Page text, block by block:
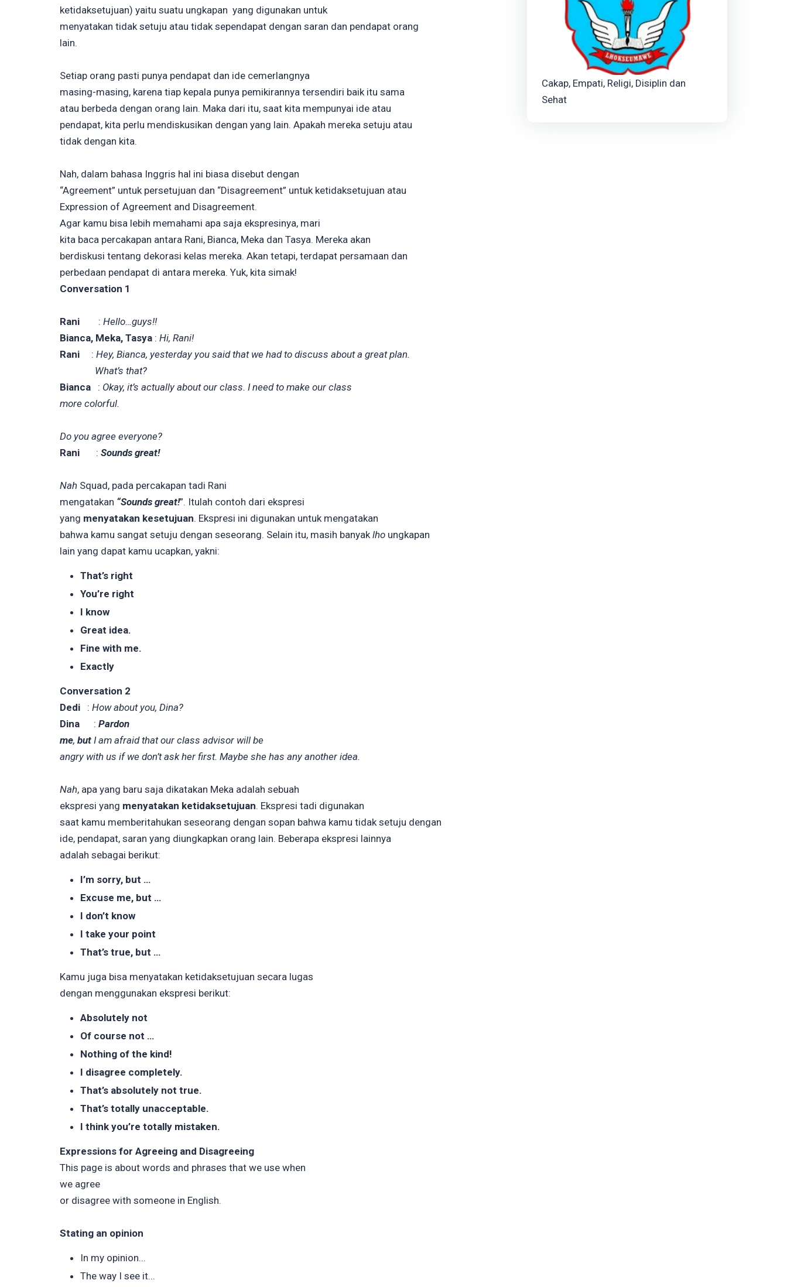
ketidaksetujuan) yaitu suatu ungkapan yang digunakan untuk
menyatakan tidak setuju atau tidak sependapat dengan saran dan pendapat orang
lain.
Setiap orang pasti punya pendapat dan ide cemerlangnya
masing-masing, karena tiap kepala punya pemikirannya tersendiri baik itu sama
atau berbeda dengan orang lain. Maka dari itu, saat kita mempunyai ide atau
pendapat, kita perlu mendiskusikan dengan yang lain. Apakah mereka setuju atau
tidak dengan kita.
Nah, dalam bahasa Inggris hal ini biasa disebut dengan
“Agreement” untuk persetujuan dan “Disagreement” untuk ketidaksetujuan atau
Expression of Agreement and Disagreement.
Agar kamu bisa lebih memahami apa saja ekspresinya, mari
kita baca percakapan antara Rani, Bianca, Meka dan Tasya. Mereka akan
berdiskusi tentang dekorasi kelas mereka. Akan tetapi, terdapat persamaan dan
perbedaan pendapat di antara mereka. Yuk, kita simak!
Conversation 1
Rani : Hello…guys!!
Bianca, Meka, Tasya : Hi, Rani!
Rani : Hey, Bianca, yesterday you said that we had to discuss about a great plan.
What’s that?
Bianca
: Okay, it’s actually about our class. I need to make our class
more colorful.
Do you agree everyone?
Rani
: Sounds great!
Nah Squad, pada percakapan tadi Rani
mengatakan “Sounds great!”. Itulah contoh dari ekspresi
yang menyatakan kesetujuan. Ekspresi ini digunakan untuk mengatakan
bahwa kamu sangat setuju dengan seseorang. Selain itu, masih banyaklho ungkapan
lain yang dapat kamu ucapkan, yakni:
That’s right
You’re right
I know
Great idea.
Fine with me.
Exactly
Conversation 2
Dedi : How about you, Dina?
Dina
: Pardon
me, but I am afraid that our class advisor will be
angry with us if we don’t ask her first. Maybe she has any another idea.
Nah, apa yang baru saja dikatakan Meka adalah sebuah
ekspresi yang menyatakan ketidaksetujuan. Ekspresi tadi digunakan
saat kamu memberitahukan seseorang dengan sopan bahwa kamu tidak setuju dengan
ide, pendapat, saran yang diungkapkan orang lain. Beberapa ekspresi lainnya
adalah sebagai berikut:
I’m sorry, but …
Excuse me, but …
I don’t know
I take your point
That’s true, but …
Kamu juga bisa menyatakan ketidaksetujuan secara lugas
dengan menggunakan ekspresi berikut:
Absolutely not
Of course not …
Nothing of the kind!
I disagree completely.
That’s absolutely not true.
That’s totally unacceptable.
I think you’re totally mistaken.
Expressions for Agreeing and Disagreeing
This page is about words and phrases that we use when
we agree
or disagree with someone in English.
Stating an opinion
In my opinion...
The way I see it...
Cakap, Empati, Religi, Disiplin dan
Sehat